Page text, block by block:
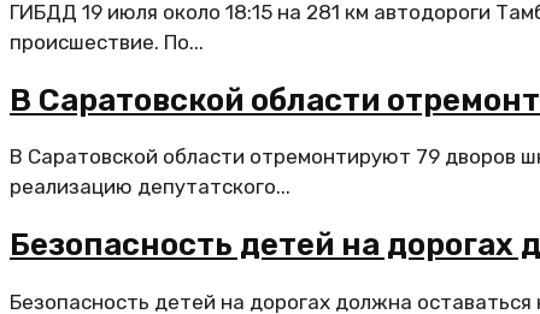
ГИБДД 19 июля около 18:15 на 281 км автодороги
происшествие. По...
В Саратовской области
В Саратовской области отремонтируют 79 дворов
реализацию депутатского...
Безопасность детей на дорогах
Безопасность детей на дорогах должна